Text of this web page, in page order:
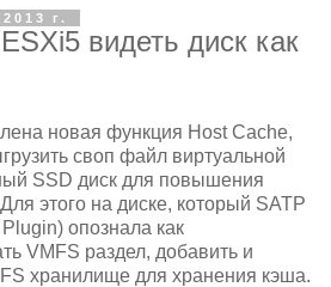
г.
видеть диск как
новая функция Host Cache,
своп файл виртуальной
SSD диск для повышения
этого на диске, который SATP
опознала как
VMFS раздел, добавить и
хранилище для хранения кэша.